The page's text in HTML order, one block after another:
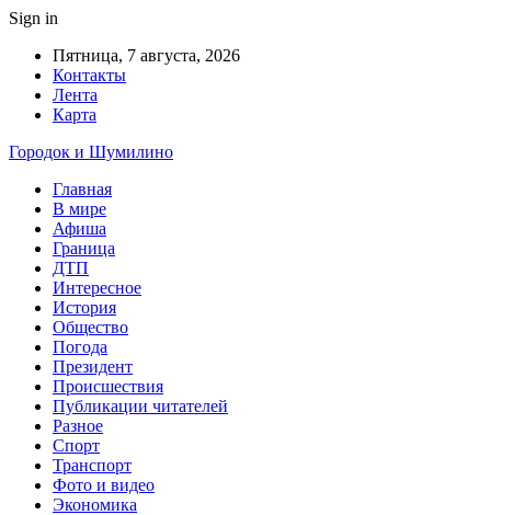
Sign in
Пятница, 7 августа, 2026
Контакты
Лента
Карта
Городок и Шумилино
Главная
В мире
Афиша
Граница
ДТП
Интересное
История
Общество
Погода
Президент
Происшествия
Публикации читателей
Разное
Спорт
Транспорт
Фото и видео
Экономика